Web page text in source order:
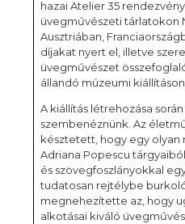
hazai Atelier 35
üvegművészeti tárlatokon
Ausztriában,
díjakat nyert el, illetve
üvegművészet
állandó múzeumi
A kiállítás létrehozása
szembenéznünk. Az
késztetett, hogy egy
Adriana Popescu
és szövegfoszlányokkal
tudatosan rejtélybe
megnehezítette az, hogy
alkotásai kiváló